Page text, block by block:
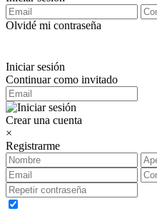
Olvidé mi contraseña
Iniciar sesión
Continuar como invitado
Crear una cuenta
×
Registrarme